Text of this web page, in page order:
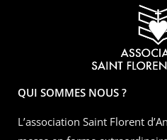
QUI SOMMES NOUS ?
L’association Saint Florent